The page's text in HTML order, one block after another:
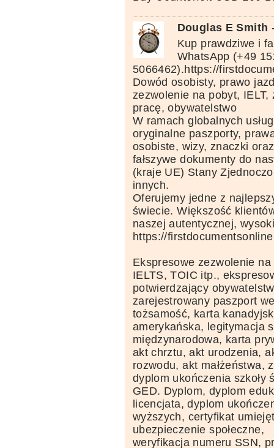
Douglas E Smith
Kup prawdziwe i
WhatsApp (+49
5066462).https://
Dowód osobisty, prawo
zezwolenie na pobyt, IELT,
pracę, obywatelstwo
W ramach globalnych
oryginalne paszporty,
osobiste, wizy, znaczki
fałszywe dokumenty do
(kraje UE) Stany
innych.
Oferujemy jedne z
świecie. Większość
naszej autentycznej,
https://
Ekspresowe zezwolenie
IELTS, TOIC itp.,
potwierdzający
zarejestrowany paszport
tożsamość, karta
amerykańska, legitymacja
międzynarodowa, karta
akt chrztu, akt urodzenia,
rozwodu, akt małżeństwa,
dyplom ukończenia szkoły
GED. Dyplom, dyplom
licencjata, dyplom
wyższych, certyfikat
ubezpieczenie społeczne,
weryfikacja numeru SSN,